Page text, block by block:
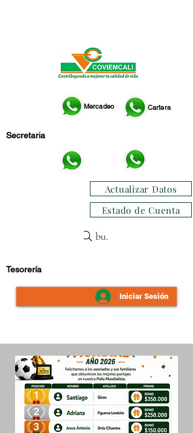
Cartera
Actualizar Datos
Estado de Cuenta
Mercadeo
Secretaria
buscar
Tesorería
Iniciar Sesión